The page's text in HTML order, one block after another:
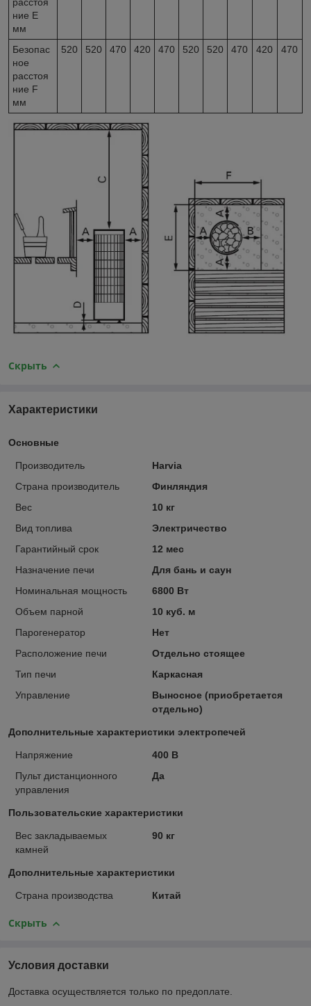
ние E
мм
Безопас
ное
расстоя
ние F
мм
520 520 470 420 470 520 520 470 420 470
Скрыть
Характеристики
Основные
Производитель
Harvia
Страна производитель
Финляндия
Вес
10 кг
Вид топлива
Электричество
Гарантийный срок
12 мес
Назначение печи
Для бань и саун
Номинальная мощность
6800 Вт
Объем парной
10 куб. м
Парогенератор
Нет
Расположение печи
Отдельно стоящее
Тип печи
Каркасная
Управление
Выносное (приобретается
отдельно)
Дополнительные характеристики электропечей
Напряжение
400 В
Пульт дистанционного
управления
Да
Пользовательские характеристики
Вес закладываемых
камней
90 кг
Дополнительные характеристики
Страна производства Китай
Скрыть
Условия доставки
Доставка осуществляется только по предоплате.